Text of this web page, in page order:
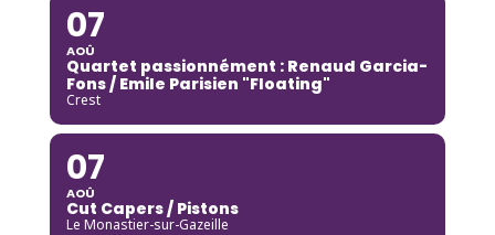
07
AOÛ
Quartet passionnément : Renaud Garcia-
Fons / Emile Parisien "Floating"
Crest
07
AOÛ
Cut Capers / Pistons
Le Monastier-sur-Gazeille